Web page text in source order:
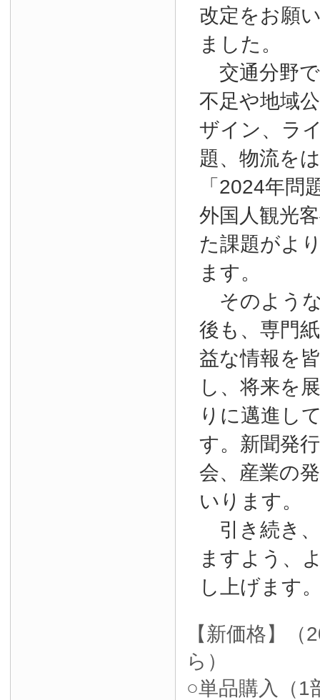
改定をお願
ました。
交通分野
不足や地域
ザイン、ラ
題、物流を
「2024年問
外国人観光
た課題がよ
ます。
そのよう
後も、専門
益な情報を
し、将来を
りに邁進し
す。新聞発
会、産業の
いります。
引き続き
ますよう、
し上げます
【新価格】
ら）
○単品購入（1